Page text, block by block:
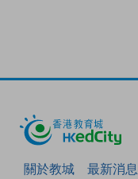
關於教城 最新消息